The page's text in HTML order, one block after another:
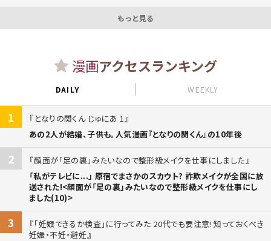
もっと見る
漫画アクセスランキング
DAILY WEEKLY
1
となりの関くん じゅにあ 1
あの2人が結婚、子供も。人気漫画『となりの関くん』の10年後
2
顔面が「足の裏」みたいなので整形級メイクを仕事にしました
「私がテレビに...」 原宿でまさかのスカウト? 詐欺メイクが全国に放
送された!<顔面が「足の裏」みたいなので整形級メイクを仕事にし
ました(10)>
3
「妊娠できるか検査」に行ってみた 20代でも要注意! 知っておくべき
妊娠・不妊・避妊